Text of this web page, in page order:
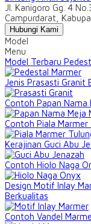
Jl. Kanigoro Gg. 4
Campurdarat,
Hubungi Kami
Model
Menu
Model Terbaru
Jenis Prasasti Granit
Contoh Papan Nama
Contoh Piala Marmer
Kerajinan Guci Abu
Contoh Hiolo Naga
Design Motif Inlay
Berkualitas
Contoh Vandel